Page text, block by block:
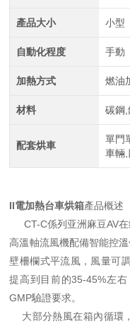
產品大小 小型
自動化程度 手動
加熱方式 燃油
材料 碳鋼,
配套烘車
單門
車輛,
II電加熱台車烘箱產品概述
CT-C係列亚洲麻豆AV在
高溫軸流風機配備智能控
壁柵欄式平流風，風量可
提高到目前的35-45%左
GMP驗證要求。
大部分熱風在箱內循環